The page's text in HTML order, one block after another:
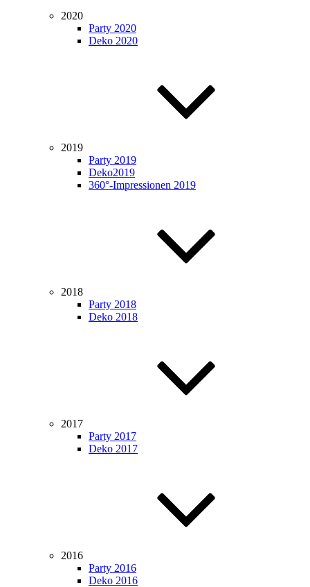
2020
Party 2020
Deko 2020
2019
Party 2019
Deko2019
360°-Impressionen 2019
2018
Party 2018
Deko 2018
2017
Party 2017
Deko 2017
2016
Party 2016
Deko 2016